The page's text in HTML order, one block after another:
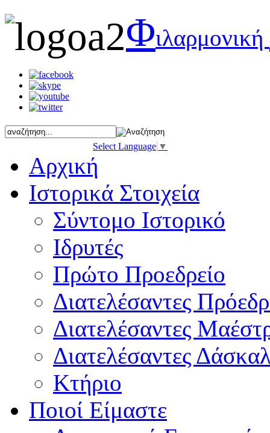
Φιλαρμονική
Select Language ▼
Αρχική
Ιστορικά Στοιχεία
Σύντομο Ιστορικό
Ιδρυτές
Πρώτο Προεδρείο
Διατελέσαντες
Διατελέσαντες
Διατελέσαντες
Κτήριο
Ποιοί Είμαστε